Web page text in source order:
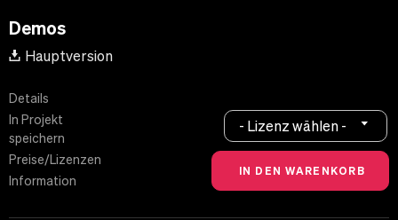
Demos
Hauptversion
Details
In Projekt
speichern
Preise/Lizenzen
Information
- Lizenz wählen -